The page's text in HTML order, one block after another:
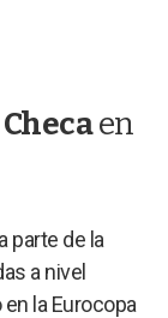
a
en
parte de la
a nivel
la Eurocopa